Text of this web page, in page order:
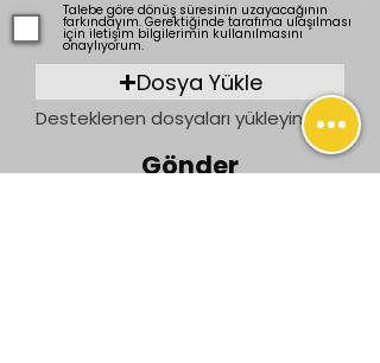
Talebe göre dönüş süresinin uzayacağının
farkındayım. Gerektiğinde tarafıma ulaşılması
için iletişim bilgilerimin kullanılmasını
onaylıyorum.
Dosya Yükle
Desteklenen dosyaları yükleyin (En fazla 15 MB)
Gönder